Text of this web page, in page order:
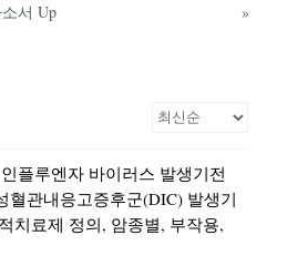
서 Up
»
플루엔자 바이러스 발생기전
혈관내응고증후군(DIC) 발생기
치료제 정의, 암종별, 부작용,